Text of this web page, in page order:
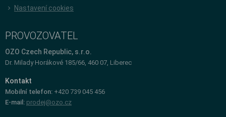
Nastavení cookies
PROVOZOVATEL
OZO Czech Republic, s.r.o.
Dr. Milady Horákové 185/66, 460 07, Liberec
Kontakt
Mobilní telefon: +420 739 045 456
E-mail: prodej@ozo.cz